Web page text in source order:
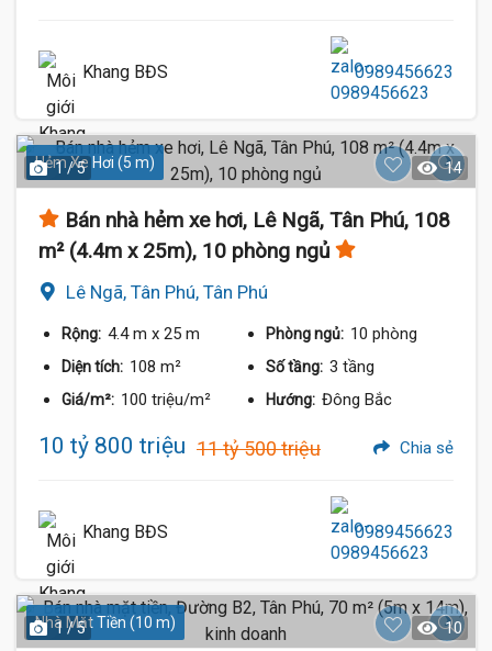
Khang BĐS 0989456623
Hẻm Xe Hơi (5 m)
1 / 5 14
Bán nhà hẻm xe hơi, Lê Ngã, Tân Phú, 108
m² (4.4m x 25m), 10 phòng ngủ
Lê Ngã, Tân Phú, Tân Phú
Rộng: 4.4 m x 25 m Phòng ngủ: 10 phòng
Diện tích: 108 m² Số tầng: 3 tầng
Giá/m²: 100 triệu/m² Hướng: Đông Bắc
10 tỷ 800 triệu 11 tỷ 500 triệu Chia sẻ
Khang BĐS 0989456623
Nhà Mặt Tiền (10 m)
1 / 5 10